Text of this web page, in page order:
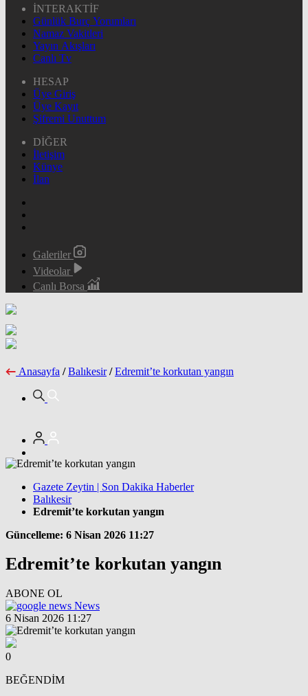
İNTERAKTİF
Günlük Burç Yorumları
Namaz Vakitleri
Yayın Akışları
Canlı Tv
HESAP
Üye Giriş
Üye Kayıt
Şifremi Unuttum
DİĞER
İletişim
Künye
İlan
Galeriler
Videolar
Canlı Borsa
Anasayfa / Balıkesir / Edremit’te korkutan yangın
Gazete Zeytin | Son Dakika Haberler
Balıkesir
Edremit’te korkutan yangın
Güncelleme: 6 Nisan 2026 11:27
Edremit’te korkutan yangın
ABONE OL
News
6 Nisan 2026 11:27
0
BEĞENDİM